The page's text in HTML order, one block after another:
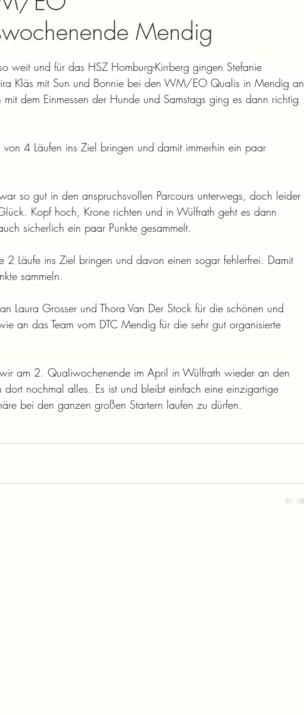
Mendig
weit und für das HSZ Homburg-Kirrberg gingen Stefanie
Kläs mit Sun und Bonnie bei den WM/EO Qualis in Mendig an
dem Einmessen der Hunde und Samstags ging es dann richtig
4 Läufen ins Ziel bringen und damit immerhin ein paar
so gut in den anspruchsvollen Parcours unterwegs, doch leider
Kopf hoch, Krone richten und in Wülfrath geht es dann
sicherlich ein paar Punkte gesammelt.
2 Läufe ins Ziel bringen und davon einen sogar fehlerfrei. Damit
sammeln.
Laura Grosser und Thora Van Der Stock für die schönen und
an das Team vom DTC Mendig für die sehr gut organisierte
am 2. Qualiwochenende im April in Wülfrath wieder an den
dort nochmal alles. Es ist und bleibt einfach eine einzigartige
bei den ganzen großen Startern laufen zu dürfen.